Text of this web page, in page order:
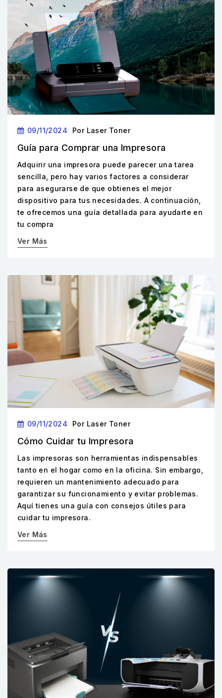
09/11/2024 Por Laser Toner
Guía para Comprar una Impresora
Adquirir una impresora puede parecer una tarea
sencilla, pero hay varios factores a considerar
para asegurarse de que obtienes el mejor
dispositivo para tus necesidades. A continuación,
te ofrecemos una guía detallada para ayudarte en
tu compra
Ver Más
09/11/2024 Por Laser Toner
Cómo Cuidar tu Impresora
Las impresoras son herramientas indispensables
tanto en el hogar como en la oficina. Sin embargo,
requieren un mantenimiento adecuado para
garantizar su funcionamiento y evitar problemas.
Aquí tienes una guía con consejos útiles para
cuidar tu impresora.
Ver Más